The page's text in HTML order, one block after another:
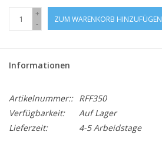
+
-
ZUM WARENKORB HINZUFÜGEN
Informationen
Artikelnummer:: RFF350
Verfügbarkeit:
Auf Lager
Lieferzeit:
4-5 Arbeidstage